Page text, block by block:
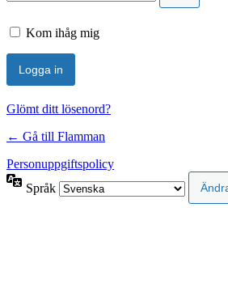
Kom ihåg mig
Glömt ditt lösenord?
← Gå till Flamman
Personuppgiftspolicy
Språk